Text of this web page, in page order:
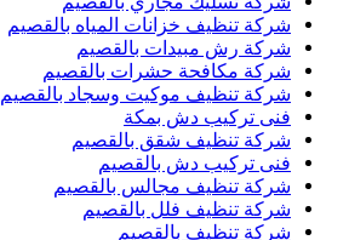
شركة تنظيف خزانات المياه بالقصيم
شركة رش مبيدات بالقصيم
شركة مكافحة حشرات بالقصيم
شركة تنظيف موكيت وسجاد بالقصيم
فنى تركيب دش بمكة
شركة تنظيف شقق بالقصيم
فنى تركيب دش بالقصيم
شركة تنظيف مجالس بالقصيم
شركة تنظيف فلل بالقصيم
شركة تنظيف بالقصيم